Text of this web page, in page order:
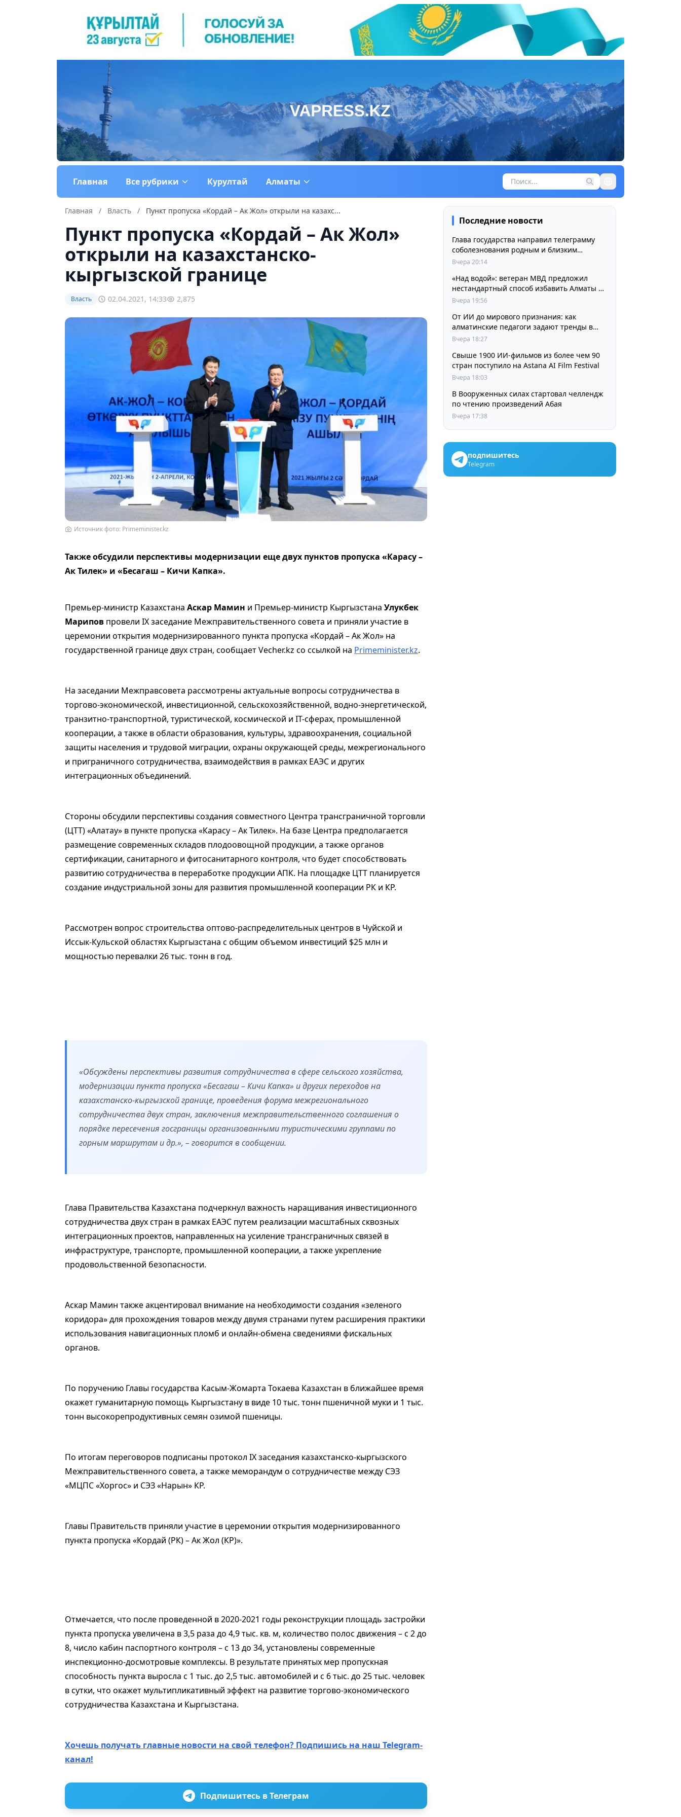
Главная Все рубрики Курултай Алматы
Главная / Власть / Пункт пропуска «Кордай – Ак Жол» открыли на казахс...
Пункт пропуска «Кордай – Ак Жол»
открыли на казахстанско-
кыргызской границе
Власть 02.04.2021, 14:33 2,875
Источник фото: Primeminister.kz
Также обсудили перспективы модернизации еще двух пунктов пропуска «Карасу –
Ак Тилек» и «Бесагаш – Кичи Капка».
Премьер-министр Казахстана Аскар Мамин и Премьер-министр Кыргызстана Улукбек
Марипов провели IX заседание Межправительственного совета и приняли участие в
церемонии открытия модернизированного пункта пропуска «Кордай – Ак Жол» на
государственной границе двух стран, сообщает Vecher.kz со ссылкой на Primeminister.kz.
На заседании Межправсовета рассмотрены актуальные вопросы сотрудничества в
торгово-экономической, инвестиционной, сельскохозяйственной, водно-энергетической,
транзитно-транспортной, туристической, космической и IT-сферах, промышленной
кооперации, а также в области образования, культуры, здравоохранения, социальной
защиты населения и трудовой миграции, охраны окружающей среды, межрегионального
и приграничного сотрудничества, взаимодействия в рамках ЕАЭС и других
интеграционных объединений.
Стороны обсудили перспективы создания совместного Центра трансграничной торговли
(ЦТТ) «Алатау» в пункте пропуска «Карасу – Ак Тилек». На базе Центра предполагается
размещение современных складов плодоовощной продукции, а также органов
сертификации, санитарного и фитосанитарного контроля, что будет способствовать
развитию сотрудничества в переработке продукции АПК. На площадке ЦТТ планируется
создание индустриальной зоны для развития промышленной кооперации РК и КР.
Рассмотрен вопрос строительства оптово-распределительных центров в Чуйской и
Иссык-Кульской областях Кыргызстана с общим объемом инвестиций $25 млн и
мощностью перевалки 26 тыс. тонн в год.
«Обсуждены перспективы развития сотрудничества в сфере сельского хозяйства,
модернизации пункта пропуска «Бесагаш – Кичи Капка» и других переходов на
казахстанско-кыргызской границе, проведения форума межрегионального
сотрудничества двух стран, заключения межправительственного соглашения о
порядке пересечения госграницы организованными туристическими группами по
горным маршрутам и др.», – говорится в сообщении.
Глава Правительства Казахстана подчеркнул важность наращивания инвестиционного
сотрудничества двух стран в рамках ЕАЭС путем реализации масштабных сквозных
интеграционных проектов, направленных на усиление трансграничных связей в
инфраструктуре, транспорте, промышленной кооперации, а также укрепление
продовольственной безопасности.
Аскар Мамин также акцентировал внимание на необходимости создания «зеленого
коридора» для прохождения товаров между двумя странами путем расширения практики
использования навигационных пломб и онлайн-обмена сведениями фискальных
органов.
По поручению Главы государства Касым-Жомарта Токаева Казахстан в ближайшее время
окажет гуманитарную помощь Кыргызстану в виде 10 тыс. тонн пшеничной муки и 1 тыс.
тонн высокорепродуктивных семян озимой пшеницы.
По итогам переговоров подписаны протокол IX заседания казахстанско-кыргызского
Межправительственного совета, а также меморандум о сотрудничестве между СЭЗ
«МЦПС «Хоргос» и СЭЗ «Нарын» КР.
Главы Правительств приняли участие в церемонии открытия модернизированного
пункта пропуска «Кордай (РК) – Ак Жол (КР)».
Отмечается, что после проведенной в 2020-2021 годы реконструкции площадь застройки
пункта пропуска увеличена в 3,5 раза до 4,9 тыс. кв. м, количество полос движения – с 2 до
8, число кабин паспортного контроля – с 13 до 34, установлены современные
инспекционно-досмотровые комплексы. В результате принятых мер пропускная
способность пункта выросла с 1 тыс. до 2,5 тыс. автомобилей и с 6 тыс. до 25 тыс. человек
в сутки, что окажет мультипликативный эффект на развитие торгово-экономического
сотрудничества Казахстана и Кыргызстана.
Хочешь получать главные новости на свой телефон? Подпишись на наш Telegram-
канал!
Подпишитесь в Телеграм
Последние новости
Глава государства направил телеграмму
соболезнования родным и близким
выдающегося кинорежиссера Ардака
Вчера 20:14
«Над водой»: ветеран МВД предложил
нестандартный способ избавить Алматы от
пробок и смога
Вчера 19:56
От ИИ до мирового признания: как
алматинские педагоги задают тренды в
изучении языков
Вчера 18:27
Свыше 1900 ИИ-фильмов из более чем 90
стран поступило на Astana AI Film Festival
Вчера 18:03
В Вооруженных силах стартовал челлендж
по чтению произведений Абая
Вчера 17:38
подпишитесь
Telegram